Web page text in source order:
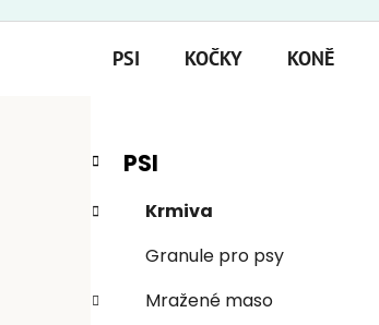
PSI KOČKY KONĚ
P
s
a
Přeskočit
kategorie
K
a
e
r
PSI
Krmiva
Granule pro psy
Mražené maso